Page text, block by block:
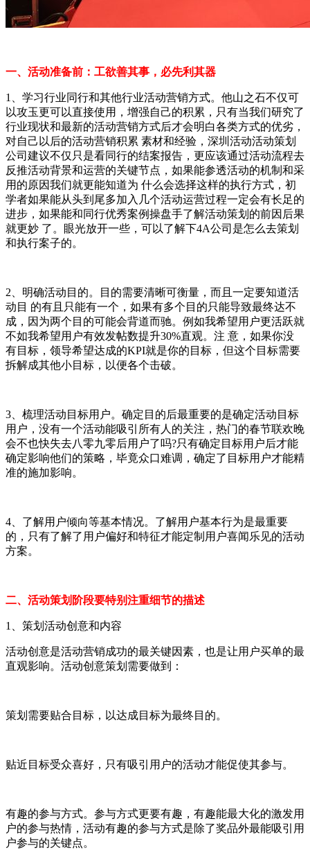
一、活动准备前：工欲善其事，必先利其器
1、学习行业同行和其他行业活动营销方式。他山之石不仅可
以攻玉更可以直接使用，增强自己的积累，只有当我们研究了
行业现状和最新的活动营销方式后才会明白各类方式的优劣，
对自己以后的活动营销积累 素材和经验，深圳活动活动策划
公司建议不仅只是看同行的结案报告，更应该通过活动流程去
反推活动背景和运营的关键节点，如果能参透活动的机制和采
用的原因我们就更能知道为 什么会选择这样的执行方式，初
学者如果能从头到尾多加入几个活动运营过程一定会有长足的
进步，如果能和同行优秀案例操盘手了解活动策划的前因后果
就更妙 了。眼光放开一些，可以了解下4A公司是怎么去策划
和执行案子的。
2、明确活动目的。目的需要清晰可衡量，而且一定要知道活
动目 的有且只能有一个，如果有多个目的只能导致最终达不
成，因为两个目的可能会背道而驰。例如我希望用户更活跃就
不如我希望用户有效发帖数提升30%直观。注 意，如果你没
有目标，领导希望达成的KPI就是你的目标，但这个目标需要
拆解成其他小目标，以便各个击破。
3、梳理活动目标用户。确定目的后最重要的是确定活动目标
用户，没有一个活动能吸引所有人的关注，热门的春节联欢晚
会不也快失去八零九零后用户了吗?只有确定目标用户后才能
确定影响他们的策略，毕竟众口难调，确定了目标用户才能精
准的施加影响。
4、了解用户倾向等基本情况。了解用户基本行为是最重要
的，只有了解了用户偏好和特征才能定制用户喜闻乐见的活动
方案。
二、活动策划阶段要特别注重细节的描述
1、策划活动创意和内容
活动创意是活动营销成功的最关键因素，也是让用户买单的最
直观影响。活动创意策划需要做到：
策划需要贴合目标，以达成目标为最终目的。
贴近目标受众喜好，只有吸引用户的活动才能促使其参与。
有趣的参与方式。参与方式更要有趣，有趣能最大化的激发用
户的参与热情，活动有趣的参与方式是除了奖品外最能吸引用
户参与的关键点。